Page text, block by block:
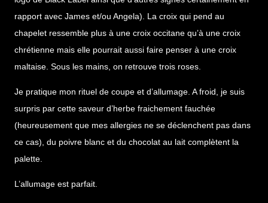
rapport avec James et/ou Angela). La croix qui pend au
chapelet ressemble plus à une croix occitane qu’à une croix
chrétienne mais elle pourrait aussi faire penser à une croix
maltaise. Sous les mains, on retrouve trois roses.
Je pratique mon rituel de coupe et d’allumage. A froid, je suis
surpris par cette saveur d’herbe fraichement fauchée
(heureusement que mes allergies ne se déclenchent pas dans
ce cas), du poivre blanc et du chocolat au lait complètent la
palette.
L’allumage est parfait.